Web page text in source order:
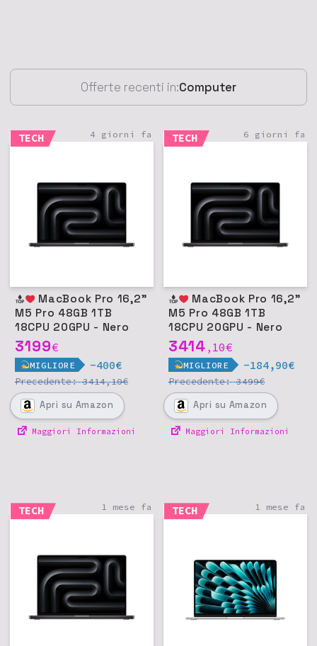
Offerte recenti in:Computer
TECH 4 giorni fa
M5 Pro 48GB 1TB
18CPU 20GPU - Nero
siderale
3199€
MIGLIORE -400€
Precedente:3414,10€
Apri su Amazon
Maggiori Informazioni
TECH 6 giorni fa
M5 Pro 48GB 1TB
18CPU 20GPU - Nero
siderale
3414 , 10€
MIGLIORE -184,90€
Precedente:3499€
Apri su Amazon
Maggiori Informazioni
TECH 1 mese fa TECH 1 mese fa